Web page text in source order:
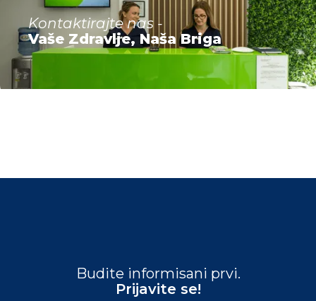
Specijalista urologije
Dr Zoran Đorđević
Kontaktirajte nas -
Vaše Zdravlje, Naša Briga
Budite informisani prvi.
Prijavite se!